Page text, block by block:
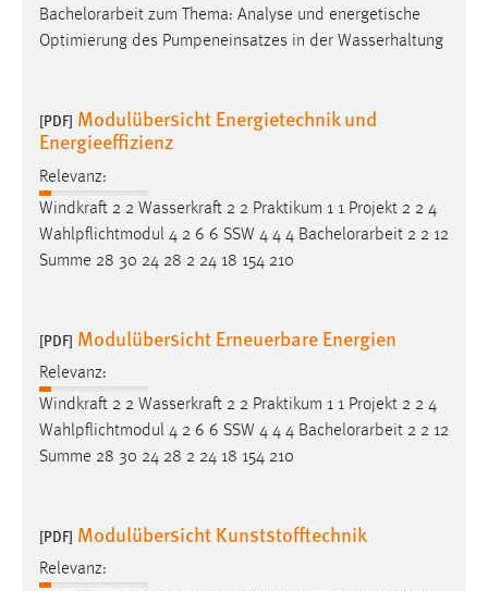
Bachelorarbeit zum Thema: Analyse und energetische
Optimierung des Pumpeneinsatzes in der Wasserhaltung
[PDF] Modulübersicht Energietechnik und
Energieeffizienz
Relevanz:
Windkraft 2 2 Wasserkraft 2 2 Praktikum 1 1 Projekt 2 2 4
Wahlpflichtmodul 4 2 6 6 SSW 4 4 4 Bachelorarbeit 2 2 12
Summe 28 30 24 28 2 24 18 154 210
[PDF] Modulübersicht Erneuerbare Energien
Relevanz:
Windkraft 2 2 Wasserkraft 2 2 Praktikum 1 1 Projekt 2 2 4
Wahlpflichtmodul 4 2 6 6 SSW 4 4 4 Bachelorarbeit 2 2 12
Summe 28 30 24 28 2 24 18 154 210
[PDF] Modulübersicht Kunststofftechnik
Relevanz: